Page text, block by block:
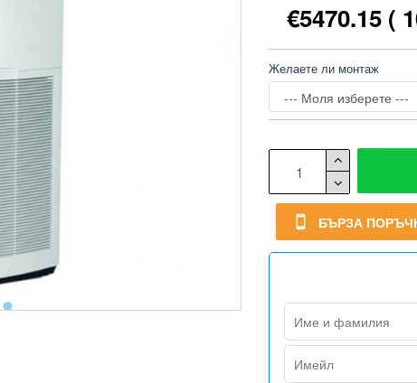
€5470.15 (
Желаете ли монтаж
БЪРЗА